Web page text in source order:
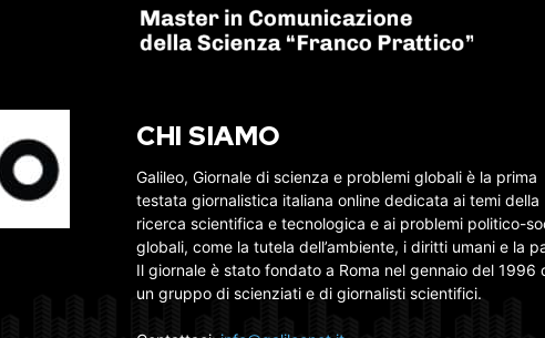
CHI SIAMO
Galileo, Giornale di scienza e problemi globali è la prima
testata giornalistica italiana online dedicata ai temi della
ricerca scientifica e tecnologica e ai problemi politico-
globali, come la tutela dell’ambiente, i diritti umani e la
Il giornale è stato fondato a Roma nel gennaio del 1996
un gruppo di scienziati e di giornalisti scientifici.